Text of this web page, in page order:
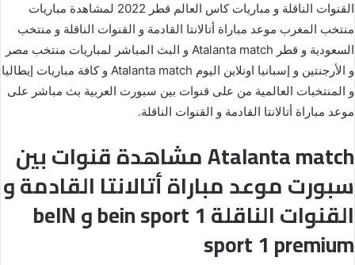
القنوات الناقلة و مباريات كاس العالم قطر 2022 لمشاهدة مباريات
منتخب المغرب موعد مباراة أتالانتا القادمة و القنوات الناقلة و منتخب
السعودية و قطر Atalanta match و البث المباشر لمباريات منتخب مصر
و الأرجنتين و إسبانيا اونلاين اليوم Atalanta match و كافة مباريات إيطاليا
و المنتخبات العالمية من على قنوات بين سبورت العربية بث مباشر على
موعد مباراة أتالانتا القادمة و القنوات الناقلة.
Atalanta match مشاهدة قنوات بين
سبورت موعد مباراة أتالانتا القادمة و
القنوات الناقلة bein sport 1 و beIN
sport 1 premium